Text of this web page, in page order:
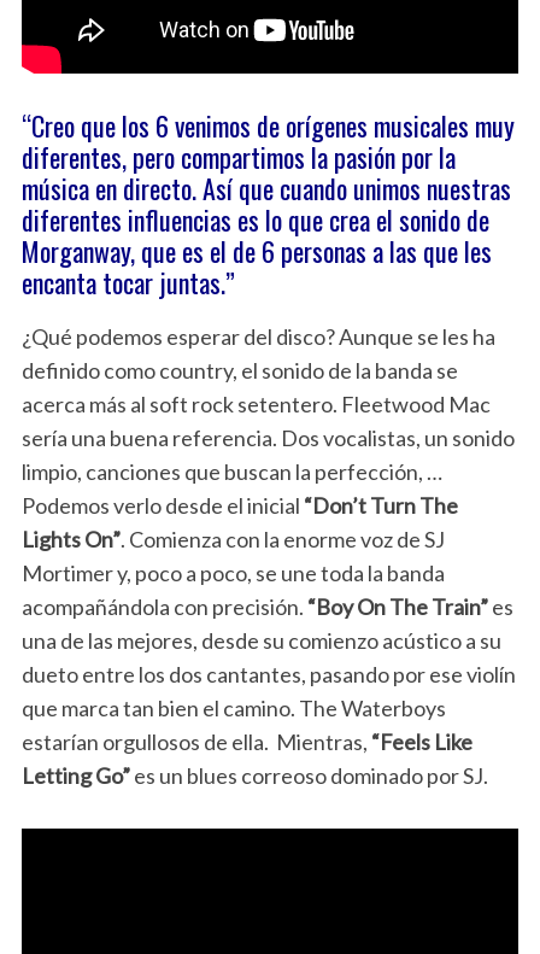
“Creo que los 6 venimos de orígenes musicales muy
diferentes, pero compartimos la pasión por la
música en directo. Así que cuando unimos nuestras
diferentes influencias es lo que crea el sonido de
Morganway, que es el de 6 personas a las que les
encanta tocar juntas.”
¿Qué podemos esperar del disco? Aunque se les ha
definido como country, el sonido de la banda se
acerca más al soft rock setentero. Fleetwood Mac
sería una buena referencia. Dos vocalistas, un sonido
limpio, canciones que buscan la perfección, …
Podemos verlo desde el inicial “Don’t Turn The
Lights On”. Comienza con la enorme voz de SJ
Mortimer y, poco a poco, se une toda la banda
acompañándola con precisión. “Boy On The Train”es
una de las mejores, desde su comienzo acústico a su
dueto entre los dos cantantes, pasando por ese violín
que marca tan bien el camino. The Waterboys
estarían orgullosos de ella. Mientras, “Feels Like
Letting Go”es un blues correoso dominado por SJ.